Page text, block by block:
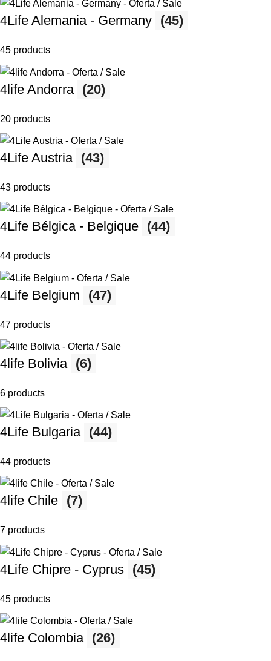
4Life Alemania - Germany (45)
45 products
4life Andorra (20)
20 products
4Life Austria (43)
43 products
4Life Bélgica - Belgique (44)
44 products
4Life Belgium (47)
47 products
4life Bolivia (6)
6 products
4Life Bulgaria (44)
44 products
4life Chile (7)
7 products
4Life Chipre - Cyprus (45)
45 products
4life Colombia (26)